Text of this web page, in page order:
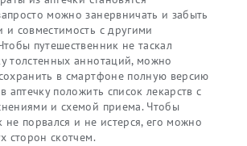
можно занервничать и забыть
и совместимость с другими
путешественник не таскал
толстенных аннотаций, можно
в смартфоне полную версию
аптечку положить список лекарств с
и схемой приема. Чтобы
не порвался и не истерся, его можно
сторон скотчем.